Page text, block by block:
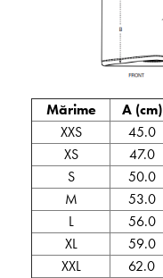
Mărime A (cm)
XXS
45.0
XS
47.0
S
50.0
M
53.0
L
56.0
XL
59.0
XXL
62.0